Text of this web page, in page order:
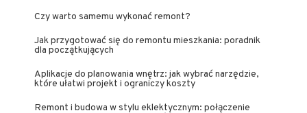
Czy warto samemu wykonać remont?
Jak przygotować się do remontu mieszkania: poradnik
dla początkujących
Aplikacje do planowania wnętrz: jak wybrać narzędzie,
które ułatwi projekt i ograniczy koszty
Remont i budowa w stylu eklektycznym: połączenie